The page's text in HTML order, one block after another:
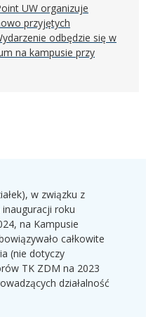
UW organizuje
przyjętych
odbędzie się w
na kampusie przy
w związku z
roku
na Kampusie
całkowite
(nie dotyczy
TK ZDM na 2023
działalność